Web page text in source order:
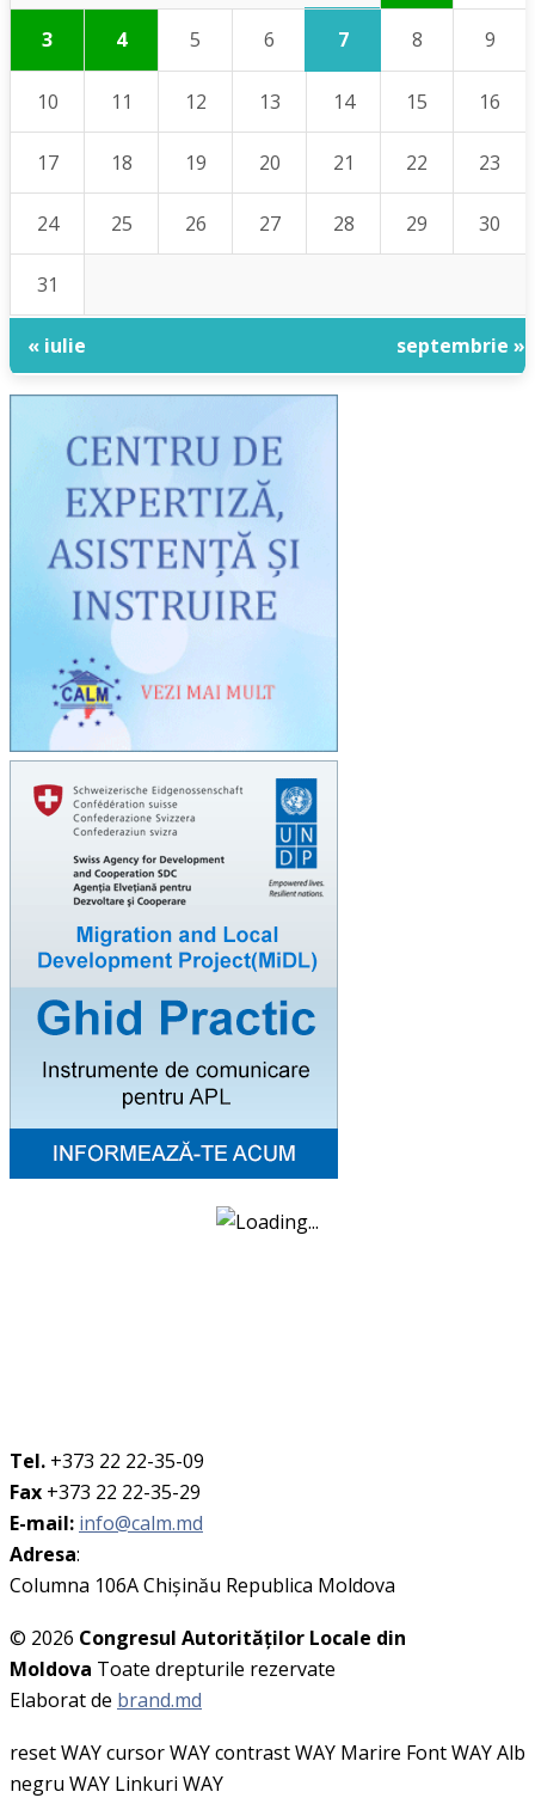
3 4 5 6 7 8 9
10 11 12 13 14 15 16
17 18 19 20 21 22 23
24 25 26 27 28 29 30
31
« iulie septembrie »
Tel. +373 22 22-35-09
Fax +373 22 22-35-29
E-mail: info@calm.md
Adresa:
Columna 106A Chişinău Republica Moldova
© 2026 Congresul Autorităţilor Locale din
Moldova Toate drepturile rezervate
Elaborat de brand.md
reset WAYcursor WAYcontrast WAY Marire Font WAYAlb
negru WAY Linkuri WAY